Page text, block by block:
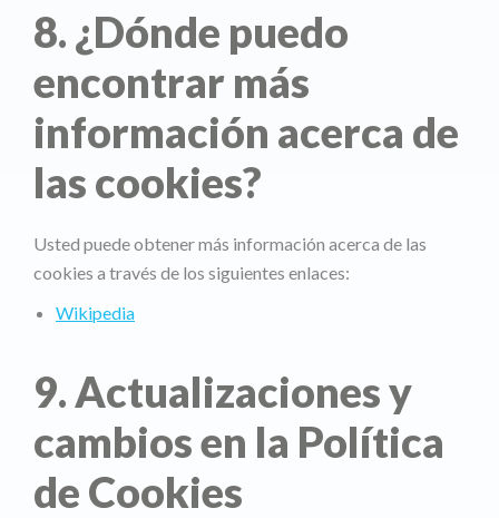
8. ¿Dónde puedo
encontrar más
información acerca de
las cookies?
Usted puede obtener más información acerca de las
cookies a través de los siguientes enlaces:
Wikipedia
9. Actualizaciones y
cambios en la Política
de Cookies